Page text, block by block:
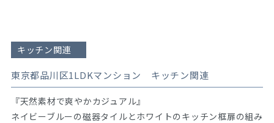
キッチン関連
東京都品川区1LDKマンション キッチン関連
『天然素材で爽やかカジュアル』
ネイビーブルーの磁器タイルとホワイトのキッチン框扉の組み